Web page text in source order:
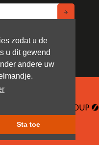
zodat u de
u dit gewend
andere uw
Sta toe